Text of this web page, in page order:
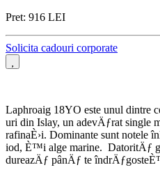
Pret: 916 LEI
Solicita cadouri corporate
Laphroaig 18YO este unul dintre
uri din Islay, un adevÄƒrat single
rafinaÈ›i. Dominante sunt notele
iod, È™i alge marine. DatoritÄƒ
dureazÄƒ pânÄƒ te